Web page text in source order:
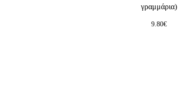
γραμμάρια)
9.80€